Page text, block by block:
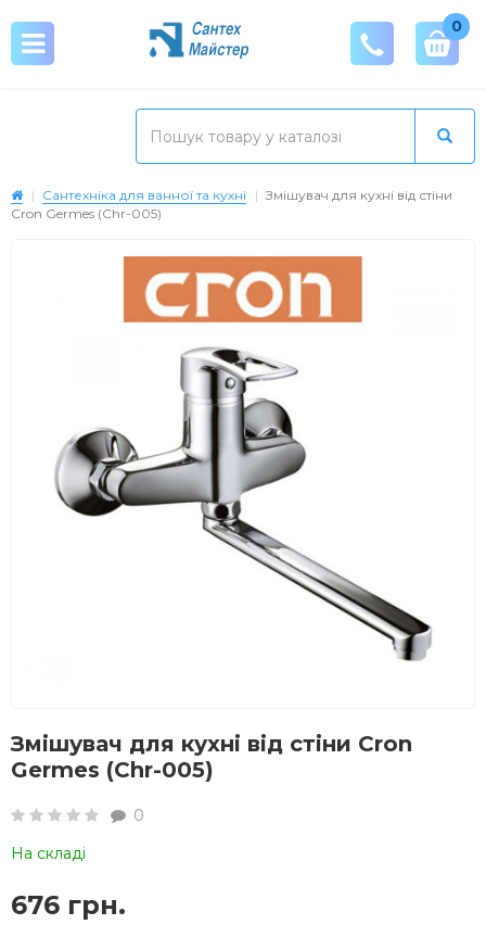
0
Сантехніка для ванної та кухні
Змішувач для кухні від стіни
Cron Germes (Chr-005)
Змішувач для кухні від стіни Cron
Germes (Chr-005)
0
На складі
676 грн.